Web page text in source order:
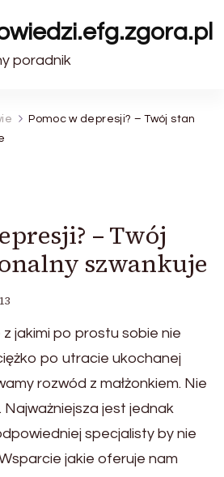
poradnik
Pomoc w depresji? – Twój stan
– Twój
szwankuje
jakimi po prostu sobie nie
po utracie ukochanej
rozwód z małżonkiem. Nie
Najważniejsza jest jednak
specjalisty by nie
jakie oferuje nam